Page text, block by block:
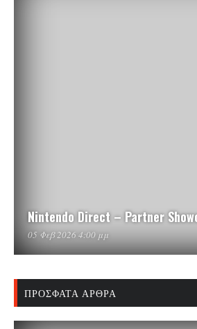
Nintendo Direct – Partner
05 Φεβ 2026 4:00 μμ
ΠΡΌΣΦΑΤΑ ΆΡΘΡΑ